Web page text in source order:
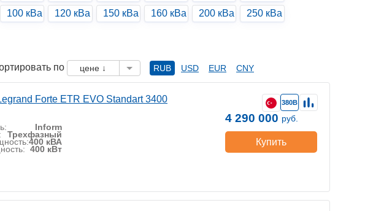
100 кВа 120 кВа 150 кВа 160 кВа 200 кВа
250 кВа
по цене ↓ RUB USD EUR CNY
Forte ETR EVO Standart 3400
Inform
Трехфазный
400 кВА
400 кВт
380В
4 290 000 руб.
Купить